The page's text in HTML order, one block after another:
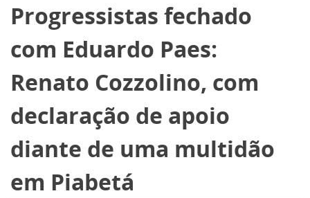
Cidades
Opinião
Informe especial
Progressistas fechado
com Eduardo Paes:
Renato Cozzolino, com
declaração de apoio
diante de uma multidão
em Piabetá